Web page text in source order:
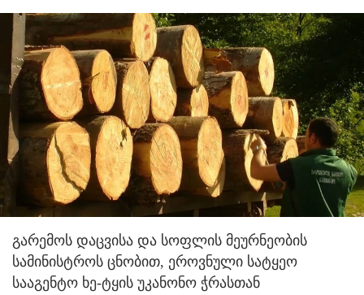
გარემოს დაცვისა და სოფლის მეურნეობის
სამინისტროს ცნობით, ეროვნული სატყეო
სააგენტო ხე-ტყის უკანონო ჭრასთან